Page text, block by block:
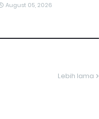
August 05, 2026
Lebih lama